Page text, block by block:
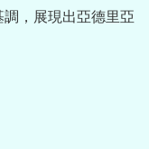
，展現出亞德里亞